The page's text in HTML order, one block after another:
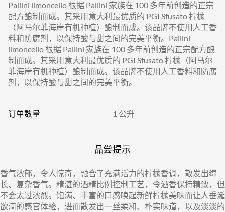
Pallini limoncello 根据 Pallini 家族在 100 多年前创造的正宗
配方酿制而成。其采用意大利最优质的 PGI Sfusato 柠檬
（阿马尔菲海岸有机种植）酿制而成。该品牌不使用人工香
料和防腐剂，以保持酸与甜之间的完美平衡。Pallini
limoncello 根据 Pallini 家族在 100 多年前创造的正宗配方酿
制而成。其采用意大利最优质的 PGI Sfusato 柠檬（阿马尔
菲海岸有机种植）酿制而成。该品牌不使用人工香料和防腐
剂，以保持酸与甜之间的完美平衡。
订单数量 1 公升
品尝提示
香气浓郁，令人惊奇，融合了充满活力的柠檬香调，散发出绵
长、复杂香气。精湛的酒精比例控制工艺，令酒香保持精致，但
不会太过浓烈。饱满、丰富的口感唤起新鲜柠檬美味而让人垂涎
欲滴的感官体验，进而散发出一丝柔和、朴实味道，以及淡淡的